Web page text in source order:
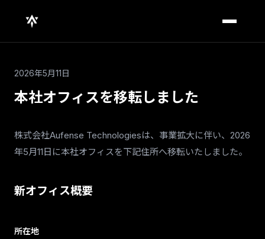
2026年5月11日
本社オフィスを移転しました
株式会社Aufense Technologiesは、事業拡大に伴い、2026
年5月11日に本社オフィスを下記住所へ移転いたしました。
新オフィス概要
所在地